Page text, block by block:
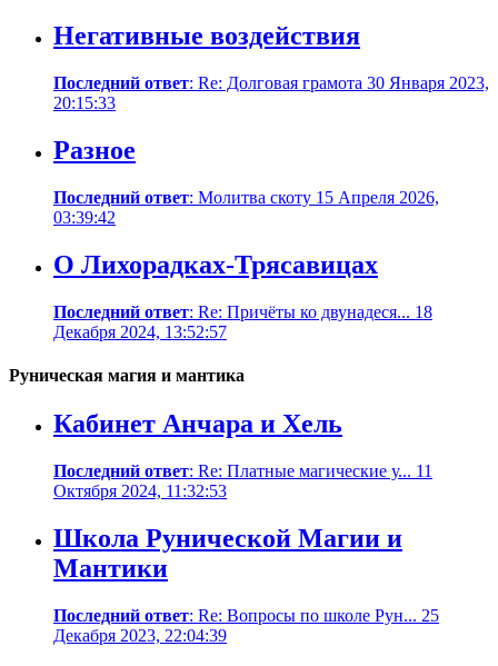
Негативные воздействия
Последний ответ: Re: Долговая грамота 30 Января 2023,
20:15:33
Разное
Последний ответ: Молитва скоту 15 Апреля 2026,
03:39:42
О Лихорадках-Трясавицах
Последний ответ: Re: Причёты ко двунадеся... 18
Декабря 2024, 13:52:57
Руническая магия и мантика
Кабинет Анчара и Хель
Последний ответ: Re: Платные магические у... 11
Октября 2024, 11:32:53
Школа Рунической Магии и
Мантики
Последний ответ: Re: Вопросы по школе Рун... 25
Декабря 2023, 22:04:39